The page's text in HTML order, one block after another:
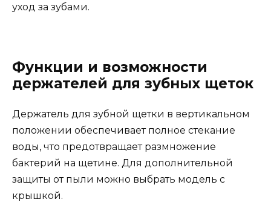
уход за зубами.
Функции и возможности
держателей для зубных щеток
Держатель для зубной щетки в вертикальном
положении обеспечивает полное стекание
воды, что предотвращает размножение
бактерий на щетине. Для дополнительной
защиты от пыли можно выбрать модель с
крышкой.